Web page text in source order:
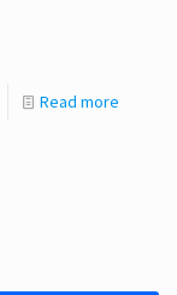
Read more